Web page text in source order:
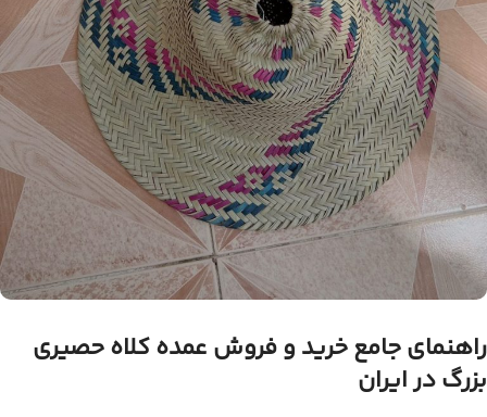
راهنمای جامع خرید و فروش عمده کلاه حصیری
بزرگ در ایران